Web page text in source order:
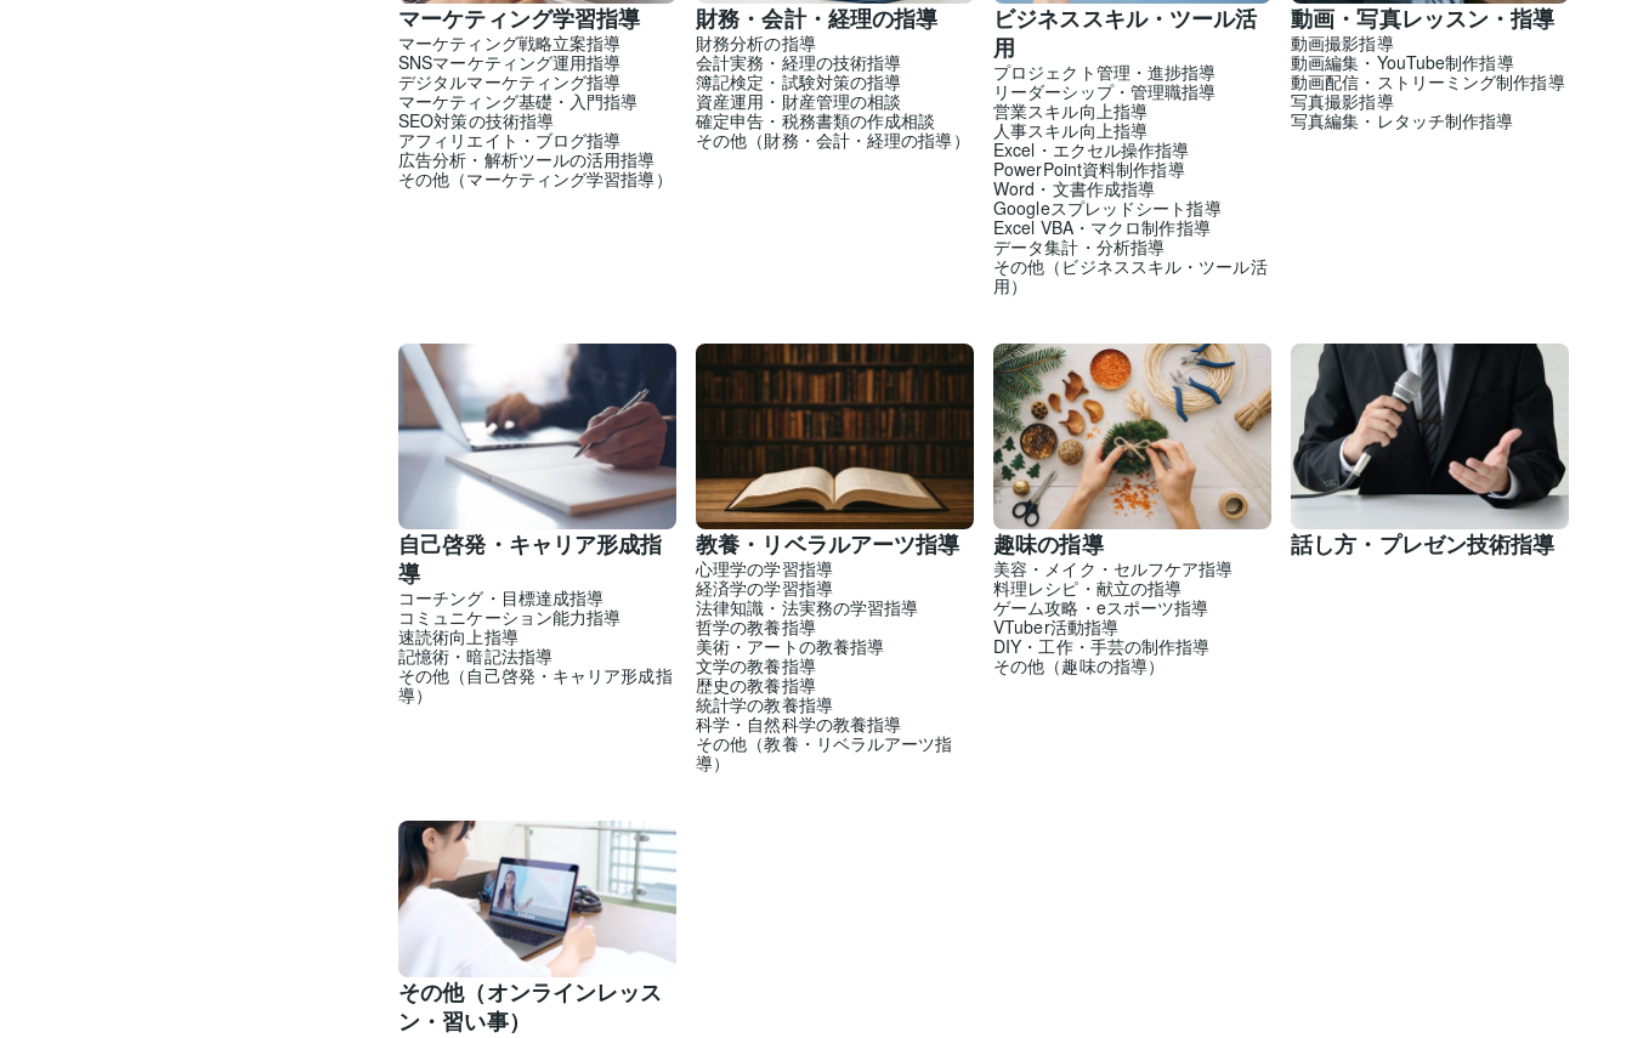
マーケティング学習指導
マーケティング戦略立案指導
SNSマーケティング運用指導
デジタルマーケティング指導
マーケティング基礎・入門指導
SEO対策の技術指導
アフィリエイト・ブログ指導
広告分析・解析ツールの活用指導
その他（マーケティング学習指導）
財務・会計・経理の指導
財務分析の指導
会計実務・経理の技術指導
簿記検定・試験対策の指導
資産運用・財産管理の相談
確定申告・税務書類の作成相談
その他（財務・会計・経理の指導）
ビジネススキル・ツール活
用
プロジェクト管理・進捗指導
リーダーシップ・管理職指導
営業スキル向上指導
人事スキル向上指導
Excel・エクセル操作指導
PowerPoint資料制作指導
Word・文書作成指導
Googleスプレッドシート指導
Excel VBA・マクロ制作指導
データ集計・分析指導
その他（ビジネススキル・ツール活
用）
動画・写真レッスン・指導
動画撮影指導
動画編集・YouTube制作指導
動画配信・ストリーミング制作指導
写真撮影指導
写真編集・レタッチ制作指導
自己啓発・キャリア形成指
導
コーチング・目標達成指導
コミュニケーション能力指導
速読術向上指導
記憶術・暗記法指導
その他（自己啓発・キャリア形成指
導）
教養・リベラルアーツ指導
心理学の学習指導
経済学の学習指導
法律知識・法実務の学習指導
哲学の教養指導
美術・アートの教養指導
文学の教養指導
歴史の教養指導
統計学の教養指導
科学・自然科学の教養指導
その他（教養・リベラルアーツ指
導）
趣味の指導
美容・メイク・セルフケア指導
料理レシピ・献立の指導
ゲーム攻略・eスポーツ指導
VTuber活動指導
DIY・工作・手芸の制作指導
その他（趣味の指導）
話し方・プレゼン技術指導
その他（オンラインレッス
ン・習い事）